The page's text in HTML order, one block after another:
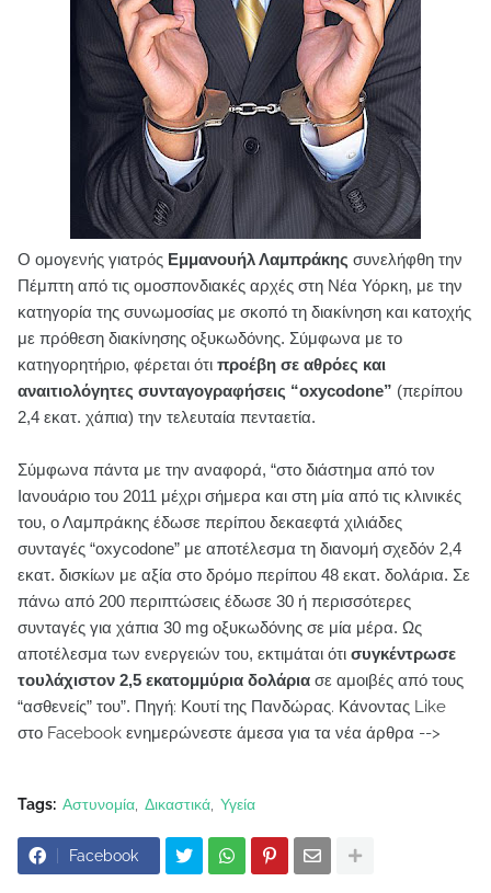
O ομογενής γιατρός Εμμανουήλ Λαμπράκης συνελήφθη την
Πέμπτη από τις ομοσπονδιακές αρχές στη Νέα Υόρκη, με την
κατηγορία της συνωμοσίας με σκοπό τη διακίνηση και κατοχής
με πρόθεση διακίνησης οξυκωδόνης. Σύμφωνα με το
κατηγορητήριο, φέρεται ότι προέβη σε αθρόες και
αναιτιολόγητες συνταγογραφήσεις “oxycodone” (περίπου
2,4 εκατ. χάπια) την τελευταία πενταετία.
Σύμφωνα πάντα με την αναφορά, “στο διάστημα από τον
Ιανουάριο του 2011 μέχρι σήμερα και στη μία από τις κλινικές
του, ο Λαμπράκης έδωσε περίπου δεκαεφτά χιλιάδες
συνταγές “oxycodone” με αποτέλεσμα τη διανομή σχεδόν 2,4
εκατ. δισκίων με αξία στο δρόμο περίπου 48 εκατ. δολάρια. Σε
πάνω από 200 περιπτώσεις έδωσε 30 ή περισσότερες
συνταγές για χάπια 30 mg οξυκωδόνης σε μία μέρα. Ως
αποτέλεσμα των ενεργειών του, εκτιμάται ότι συγκέντρωσε
τουλάχιστον 2,5 εκατομμύρια δολάρια σε αμοιβές από τους
“ασθενείς” του”. Πηγή: Κουτί της Πανδώρας. Κάνοντας Like
στο Facebook ενημερώνεστε άμεσα για τα νέα άρθρα -->
Tags: Αστυνομία Δικαστικά Υγεία
Facebook